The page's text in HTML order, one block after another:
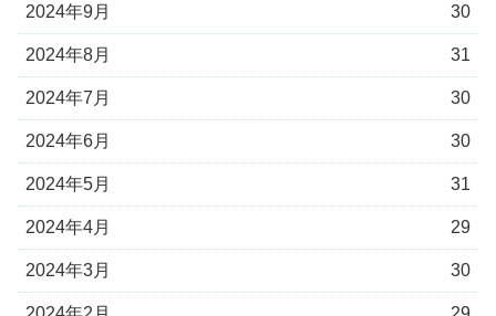
2024年9月 30
2024年8月 31
2024年7月 30
2024年6月 30
2024年5月 31
2024年4月 29
2024年3月 30